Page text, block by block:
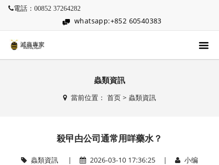
電話：00852 37264282
whatsapp:+852 60540383
蟲類資訊
當前位置： 首页> 蟲類資訊
殺曱甴公司通常用咩藥水？
蟲類資訊| 2026-03-10 17:36:25 | 小编